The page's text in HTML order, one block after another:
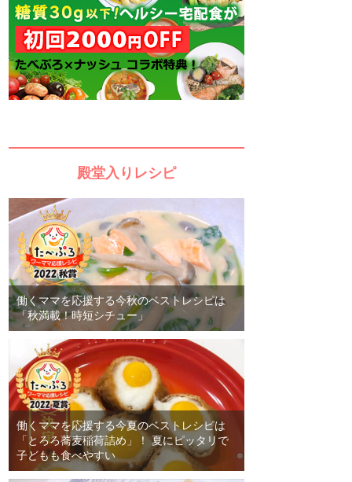
殿堂入りレシピ
働くママを応援する今秋のベストレシピは
「秋満載！時短シチュー」
働くママを応援する今夏のベストレシピは
「とろろ蕎麦稲荷詰め」！ 夏にピッタリで
子どもも食べやすい